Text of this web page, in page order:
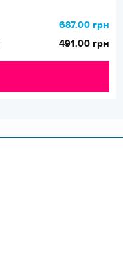
687.00 грн
491.00 грн